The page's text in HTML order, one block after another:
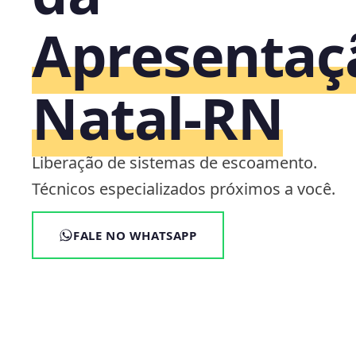
Natal‑RN
Liberação de sistemas de escoamento.
Técnicos especializados próximos a você.
FALE NO WHATSAPP